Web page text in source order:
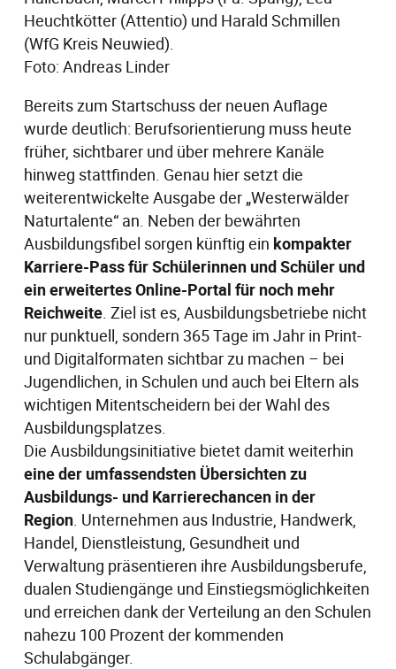
Heuchtkötter (Attentio) und Harald Schmillen
(WfG Kreis Neuwied).
Foto: Andreas Linder
Bereits zum Startschuss der neuen Auflage
wurde deutlich: Berufsorientierung muss heute
früher, sichtbarer und über mehrere Kanäle
hinweg stattfinden. Genau hier setzt die
weiterentwickelte Ausgabe der „Westerwälder
Naturtalente“ an. Neben der bewährten
Ausbildungsfibel sorgen künftig ein kompakter
Karriere-Pass für Schülerinnen und Schüler und
ein erweitertes Online-Portal für noch mehr
Reichweite . Ziel ist es, Ausbildungsbetriebe nicht
nur punktuell, sondern 365 Tage im Jahr in Print-
und Digitalformaten sichtbar zu machen – bei
Jugendlichen, in Schulen und auch bei Eltern als
wichtigen Mitentscheidern bei der Wahl des
Ausbildungsplatzes.
Die Ausbildungsinitiative bietet damit weiterhin
eine der umfassendsten Übersichten zu
Ausbildungs- und Karrierechancen in der
Region . Unternehmen aus Industrie, Handwerk,
Handel, Dienstleistung, Gesundheit und
Verwaltung präsentieren ihre Ausbildungsberufe,
dualen Studiengänge und Einstiegsmöglichkeiten
und erreichen dank der Verteilung an den Schulen
nahezu 100 Prozent der kommenden
Schulabgänger.